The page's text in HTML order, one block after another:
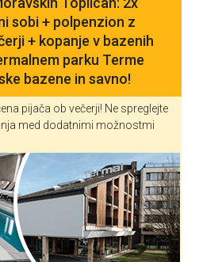
sobi + polpenzion z
+ kopanje v bazenih
parku Terme
bazene in savno!
pijača ob večerji! Ne spreglejte
med dodatnimi možnostmi